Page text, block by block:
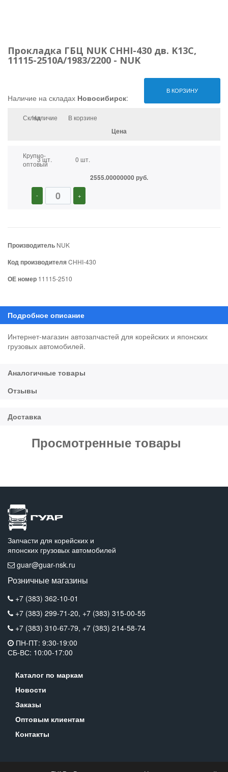
Прокладка ГБЦ NUK CHHI-430 дв. K13C,
11115-2510A/1983/2200 - NUK
В КОРЗИНУ
Наличие на складах Новосибирск:
СкладНаличие В корзине
Цена
Крупно-
оптовый
3 шт. 0 шт.
2555.00000000 руб.
- +
Производитель NUK
Код производителяCHHI-430
ОЕ номер 11115-2510
Интернет-магазин автозапчастей для корейских и японских
грузовых автомобилей.
Просмотренные товары
Запчасти для корейских и
японских грузовых автомобилей
guar@guar-nsk.ru
Розничные магазины
+7 (383) 362-10-01
+7 (383) 299-71-20, +7 (383) 315-00-55
+7 (383) 310-67-79, +7 (383) 214-58-74
ПН-ПТ: 9:30-19:00
СБ-ВС: 10:00-17:00
Каталог по маркам
Новости
Заказы
Оптовым клиентам
Контакты